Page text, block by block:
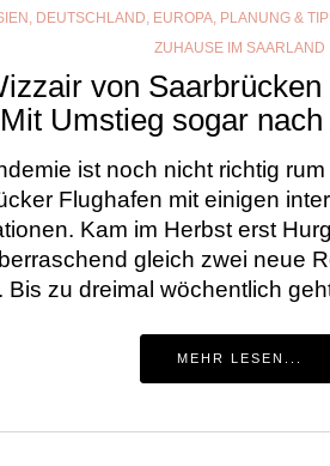
, DEUTSCHLAND, EUROPA, PLANUNG &
ZUHAUSE IM SAARLAND
von
Mit Umstieg sogar
ist noch nicht richtig
Flughafen mit einigen
Kam im Herbst erst
gleich zwei neue
Bis zu dreimal wöchentlich
MEHR LESEN...